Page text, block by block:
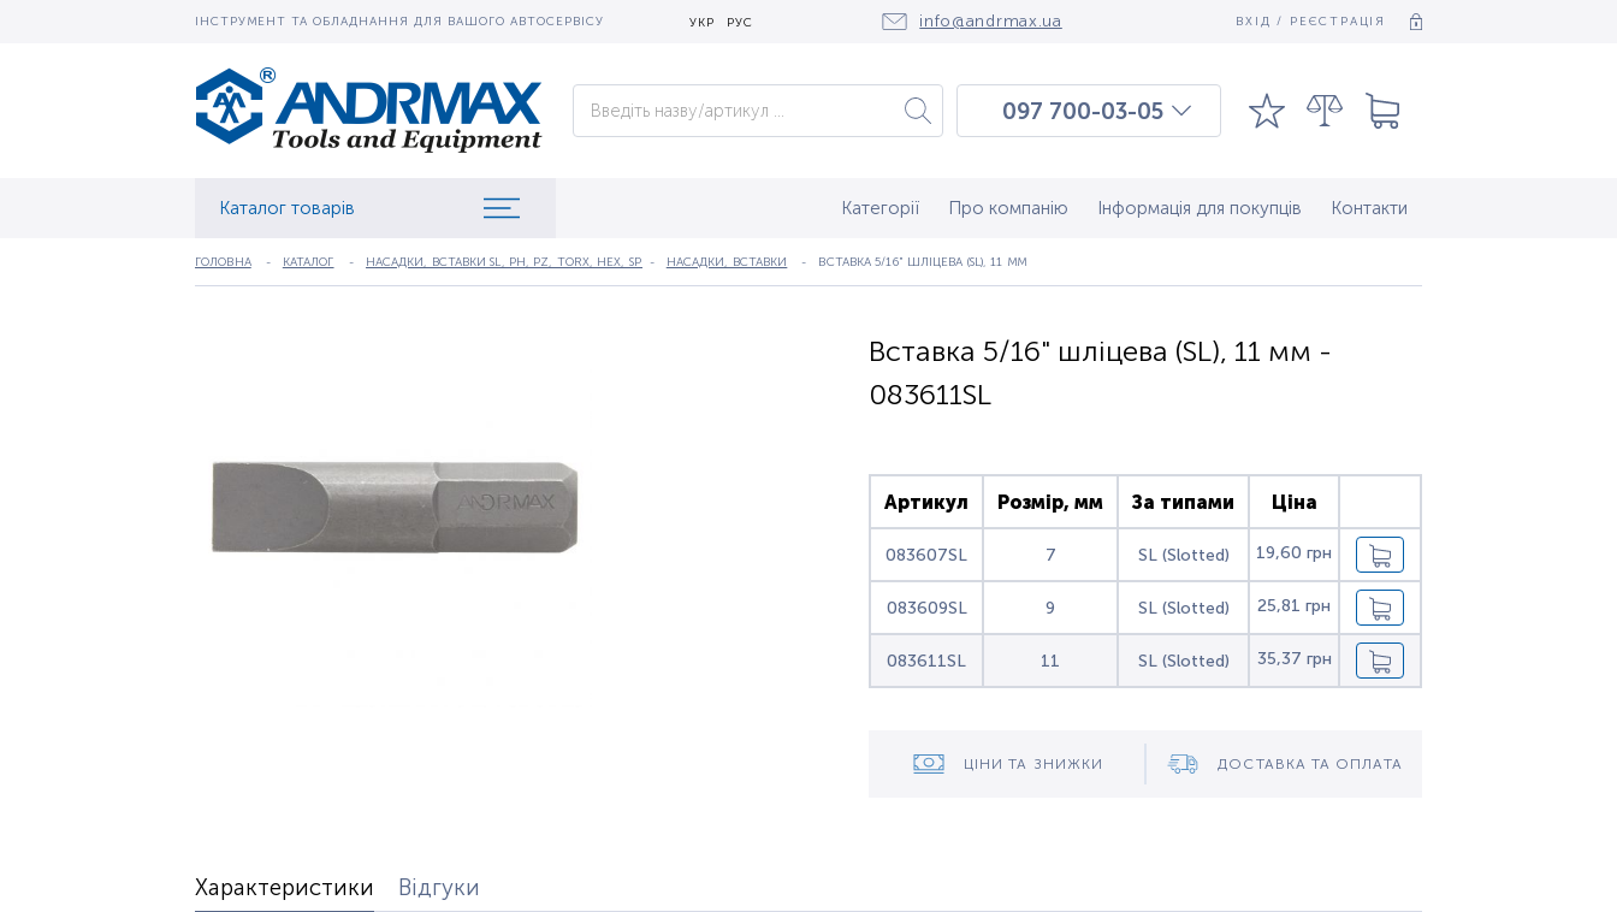
ІНСТРУМЕНТ ТА ОБЛАДНАННЯ ДЛЯ ВАШОГО АВТОСЕРВІСУ УКР РУС info@andrmax.ua ВХІД / РЕЄСТРАЦІЯ
097 700-03-05
097 003-03-09
Каталог товарів Категорії Про компанію Інформація для покупців Контакти
ГОЛОВНА КАТАЛОГ НАСАДКИ, ВСТАВКИ SL, PH, PZ, TORX, HEX, SPLINE, RIBEНАСАДКИ, ВСТАВКИ ВСТАВКА 5/16" ШЛІЦЕВА (SL), 11 ММ
Вставка 5/16" шліцева (SL), 11 мм -
083611SL
Артикул Розмір, мм За типами Ціна
083607SL 7 SL (Slotted) 19,60 грн
083609SL 9 SL (Slotted) 25,81 грн
083611SL 11 SL (Slotted) 35,37 грн
ЦІНИ ТА ЗНИЖКИ ДОСТАВКА ТА ОПЛАТА
Характеристики Відгуки